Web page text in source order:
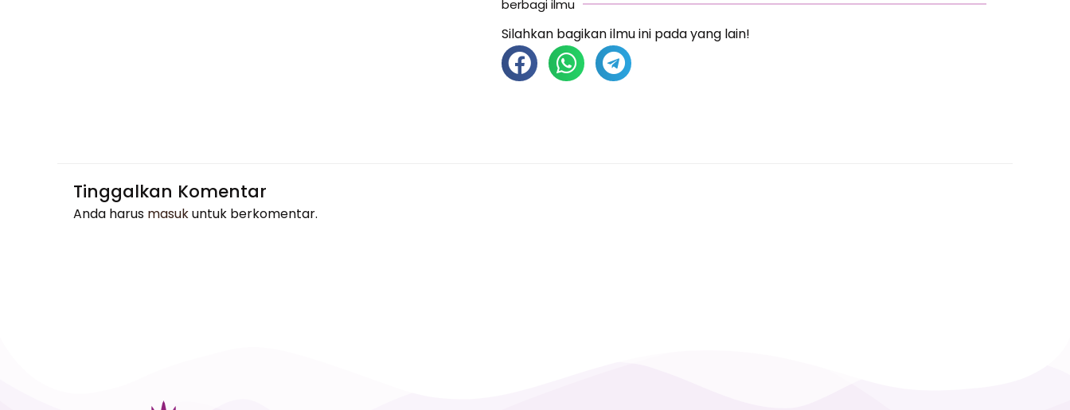
berbagi ilmu
Silahkan bagikan ilmu ini pada yang lain!
Tinggalkan Komentar
Anda harus masukuntuk berkomentar.